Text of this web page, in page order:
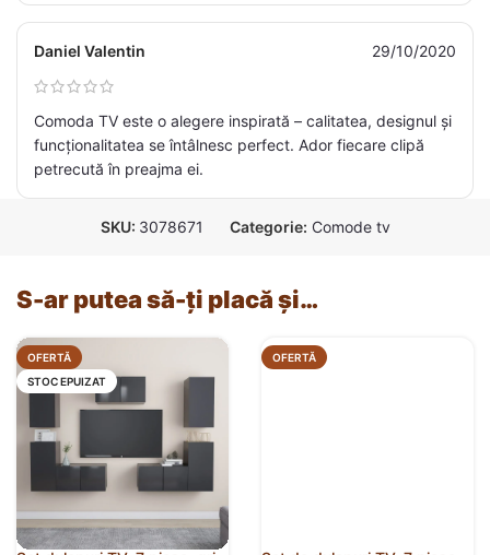
Daniel Valentin 29/10/2020
Comoda TV este o alegere inspirată – calitatea, designul și
funcționalitatea se întâlnesc perfect. Ador fiecare clipă
petrecută în preajma ei.
SKU: 3078671 Categorie: Comode tv
S-ar putea să-ți placă și…
OFERTĂ
STOC EPUIZAT
OFERTĂ